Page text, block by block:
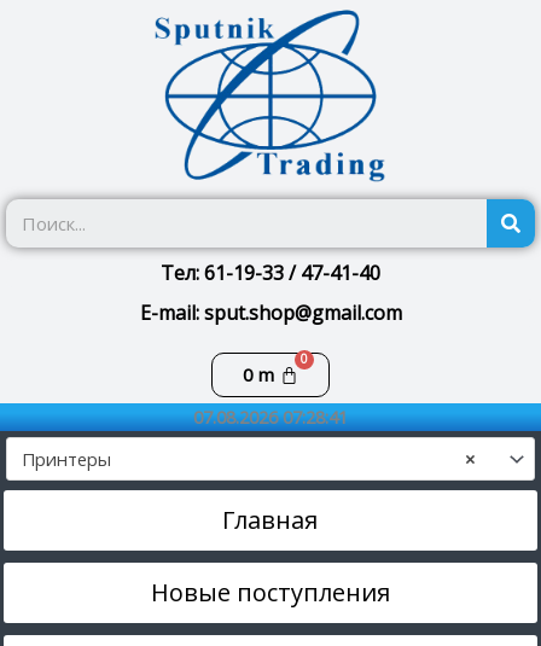
Тел: 61-19-33 / 47-41-40
E-mail: sput.shop@gmail.com
0m
Корзина
07.08.2026 07:28:41
×
Принтеры
Главная
Новые поступления